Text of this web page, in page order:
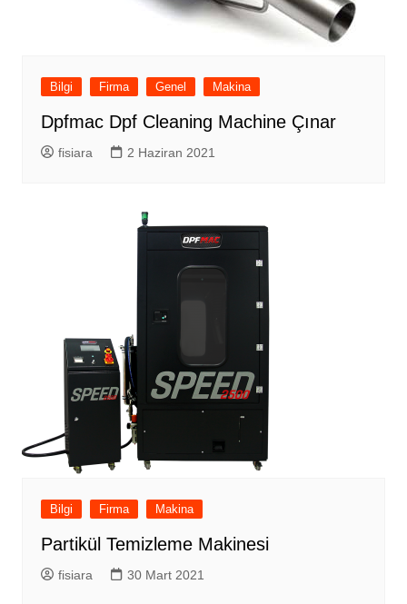
Bilgi Firma Genel Makina
Dpfmac Dpf Cleaning Machine Çınar
fisiara 2 Haziran 2021
Bilgi Firma Makina
Partikül Temizleme Makinesi
fisiara 30 Mart 2021